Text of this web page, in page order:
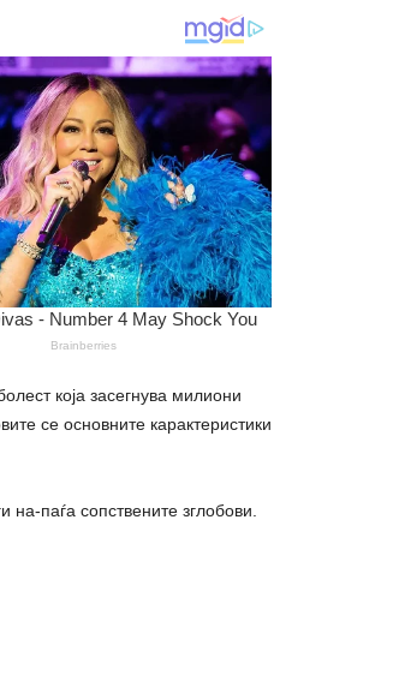
која засегнува милиони
се основните карактеристики
на-паѓа сопствените зглобови.